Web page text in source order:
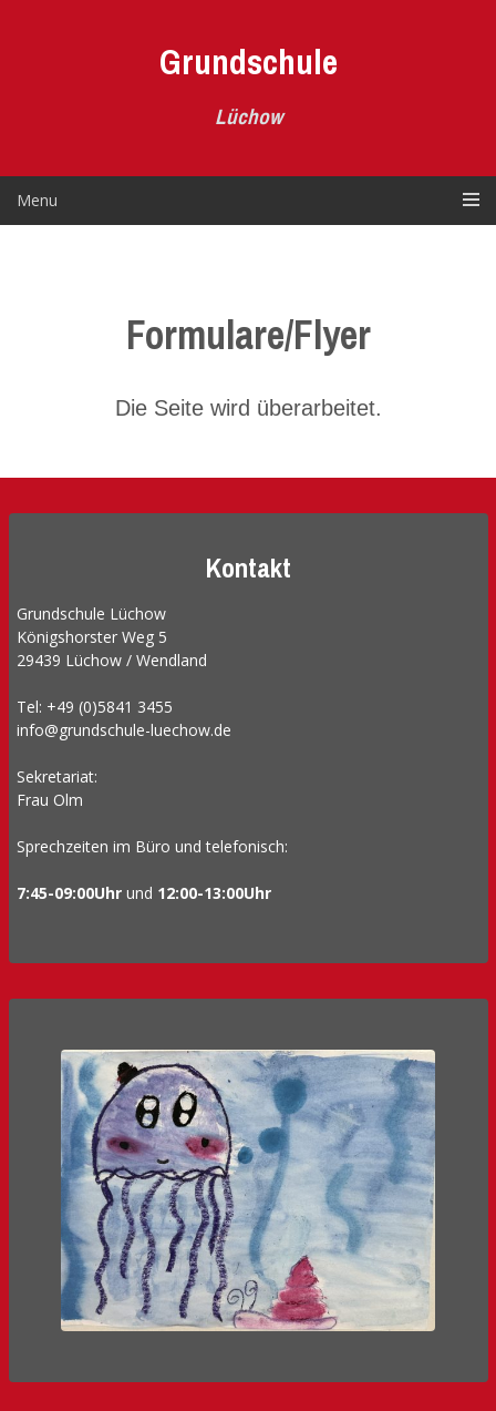
Grundschule
Lüchow
Menu
Formulare/Flyer
Die Seite wird überarbeitet.
Kontakt
Grundschule Lüchow
Königshorster Weg 5
29439 Lüchow / Wendland
Tel: +49 (0)5841 3455
info@grundschule-luechow.de
Sekretariat:
Frau Olm
Sprechzeiten im Büro und telefonisch:
7:45-09:00Uhr und 12:00-13:00Uhr